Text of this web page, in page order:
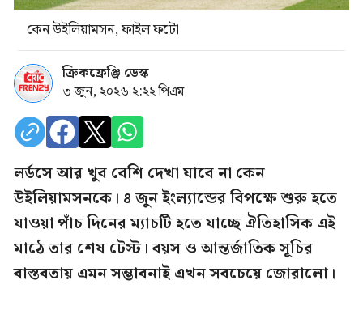
কেন উইলিয়ামসন, ফাইল ফটো
ক্রিকফ্রেঞ্জি ডেস্ক
৩ জুন, ২০২৬ ২:২২ পিএম
লর্ডসে আর খুব বেশি দেখা যাবে না কেন
উইলিয়ামসনকে। ৪ জুন ইংল্যান্ডের বিপক্ষে শুরু হতে
যাওয়া পাঁচ দিনের ম্যাচটি হতে যাচ্ছে ঐতিহাসিক এই
মাঠে তার শেষ টেস্ট। বয়স ও আন্তর্জাতিক সূচির
বাস্তবতায় এমন সম্ভাবনাই এখন সবচেয়ে জোরালো।